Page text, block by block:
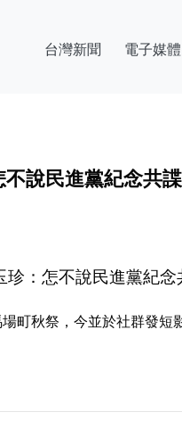
台灣新聞 電子媒體
說民進黨紀念共諜
：怎不說民進黨紀念
町秋祭，今並於社群發